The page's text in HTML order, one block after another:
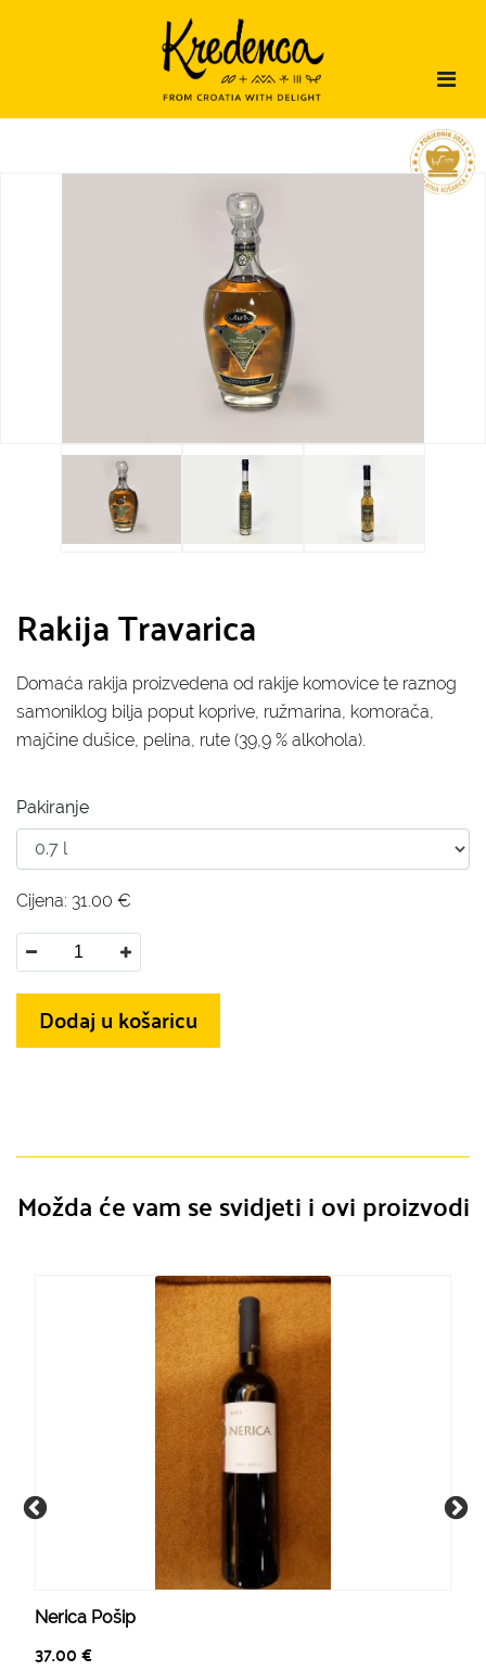
Rakija Travarica
Domaća rakija proizvedena od rakije komovice te raznog
samoniklog bilja poput koprive, ružmarina, komorača,
majčine dušice, pelina, rute (39,9 % alkohola).
Pakiranje
Cijena: 31.00 €
Dodaj u košaricu
Možda će vam se svidjeti i ovi proizvodi
Nerica Pošip
37.00€